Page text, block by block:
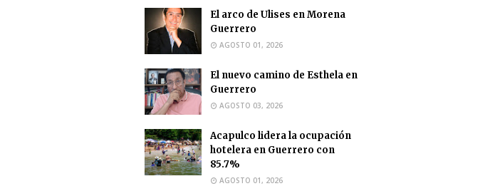
El arco de Ulises en Morena
Guerrero
AGOSTO 01, 2026
El nuevo camino de Esthela en
Guerrero
AGOSTO 03, 2026
Acapulco lidera la ocupación
hotelera en Guerrero con
85.7%
AGOSTO 01, 2026